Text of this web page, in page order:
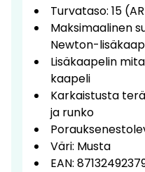
Turvataso: 15
Maksimaalinen
Newton-
Lisäkaapelin
kaapeli
Karkaistusta
ja runko
Väri: Musta
EAN: